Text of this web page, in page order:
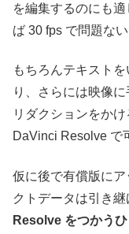
を編集するのにも
ば 30 fps で問題ない
もちろんテキスト
り、さらには映像
リダクションをか
DaVinci Resolve で
仮に後で有償版に
クトデータは引き
Resolve をつかう